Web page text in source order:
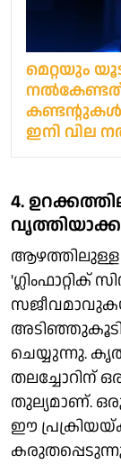
മെറ്റയും
നല്‍കേണ്ടത്
ഇനി വില
4.
ആഴത്തിലുള്ള
'ഗ്ലിംഫാറ്റിക്
ചെയ്യുന്നു.
തലച്ചോറിന്
തുല്യമാണ്.
ഈ